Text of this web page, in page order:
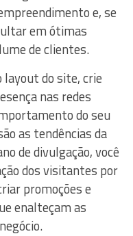
e, se
em ótimas
de clientes.
do site, crie
nas redes
do seu
as tendências da
de divulgação, você
dos visitantes por
promoções e
enalteçam as